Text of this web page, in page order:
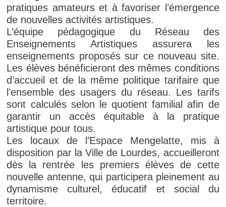
pratiques amateurs et à favoriser l’émergence
de nouvelles activités artistiques.
L’équipe pédagogique du Réseau des
Enseignements Artistiques assurera les
enseignements proposés sur ce nouveau site.
Les élèves bénéficieront des mêmes conditions
d’accueil et de la même politique tarifaire que
l’ensemble des usagers du réseau. Les tarifs
sont calculés selon le quotient familial afin de
garantir un accès équitable à la pratique
artistique pour tous.
Les locaux de l’Espace Mengelatte, mis à
disposition par la Ville de Lourdes, accueilleront
dès la rentrée les premiers élèves de cette
nouvelle antenne, qui participera pleinement au
dynamisme culturel, éducatif et social du
territoire.